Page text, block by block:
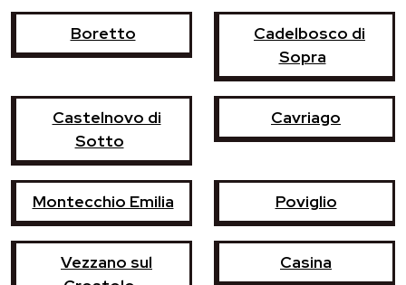
Boretto
Cadelbosco di
Sopra
Castelnovo di
Sotto
Cavriago
Montecchio Emilia Poviglio
Vezzano sul
Casina